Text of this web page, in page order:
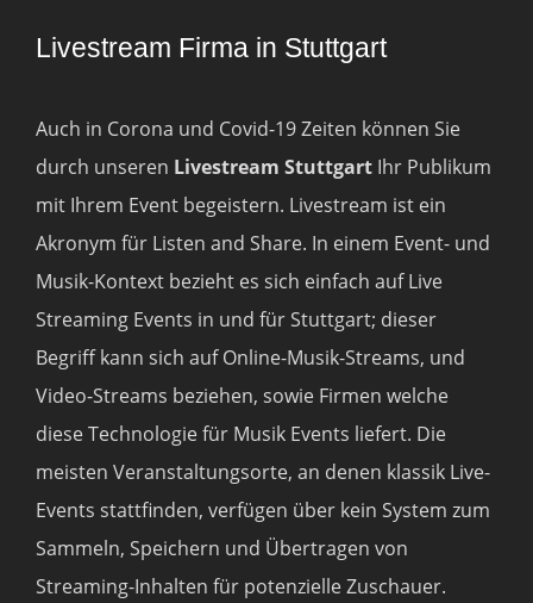
Livestream Firma in Stuttgart
Auch in Corona und Covid-19 Zeiten können Sie
durch unseren Livestream StuttgartIhr Publikum
mit Ihrem Event begeistern. Livestream ist ein
Akronym für Listen and Share. In einem Event- und
Musik-Kontext bezieht es sich einfach auf Live
Streaming Events in und für Stuttgart; dieser
Begriff kann sich auf Online-Musik-Streams, und
Video-Streams beziehen, sowie Firmen welche
diese Technologie für Musik Events liefert. Die
meisten Veranstaltungsorte, an denen klassik Live-
Events stattfinden, verfügen über kein System zum
Sammeln, Speichern und Übertragen von
Streaming-Inhalten für potenzielle Zuschauer.